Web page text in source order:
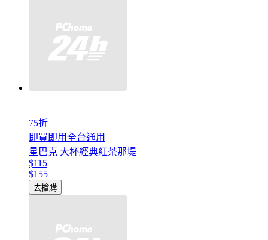
75折
即買即用全台通用
星巴克 大杯經典紅茶那堤
$115
$155
去搶購